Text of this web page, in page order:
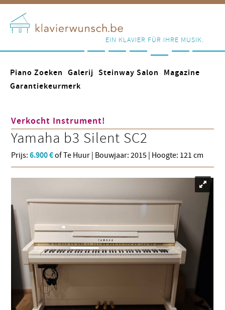
EIN KLAVIER FÜR IHRE MUSIK.
Piano Zoeken Galerij Steinway Salon
Magazine
Garantiekeurmerk
Verkocht Instrument!
Yamaha b3 Silent SC2
Prijs:6.900 €of Te Huur | Bouwjaar: 2015 | Hoogte: 121 cm